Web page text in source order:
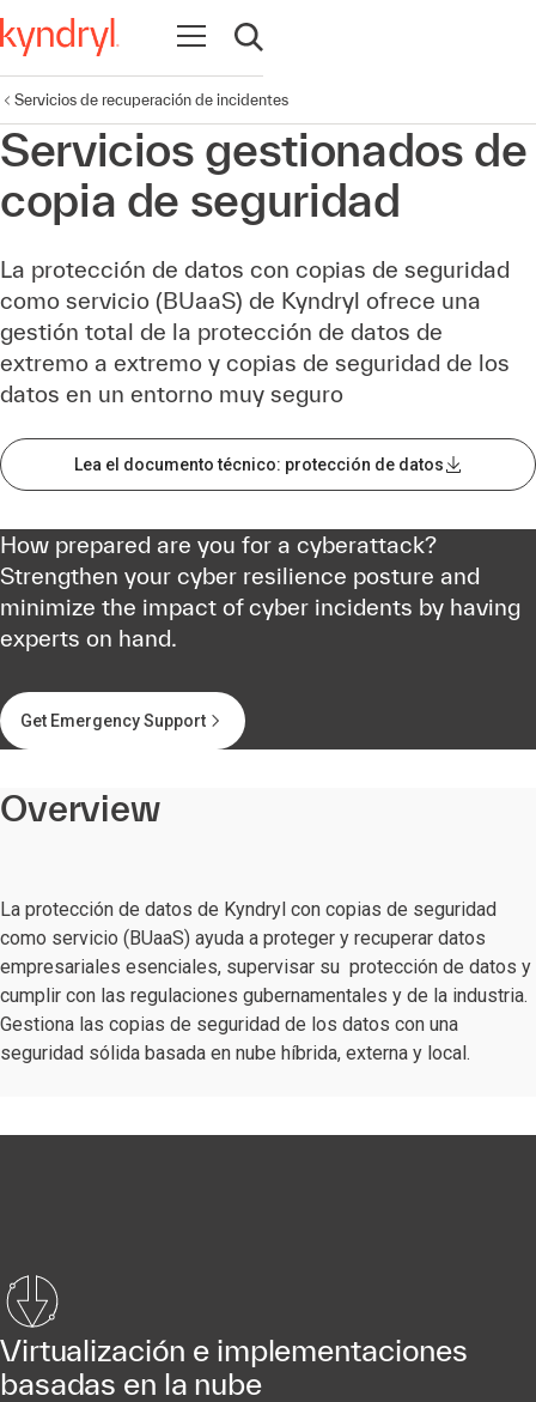
Abrir navegación
Abrir búsqueda
Servicios de recuperación de incidentes
Servicios gestionados de
copia de seguridad
La protección de datos con copias de seguridad
como servicio (BUaaS) de Kyndryl ofrece una
gestión total de la protección de datos de
extremo a extremo y copias de seguridad de los
datos en un entorno muy seguro
Lea el documento técnico: protección de datos
How prepared are you for a cyberattack?
Strengthen your cyber resilience posture and
minimize the impact of cyber incidents by having
experts on hand.
Get Emergency Support
Overview
La protección de datos de Kyndryl con copias de seguridad
como servicio (BUaaS) ayuda a proteger y recuperar datos
empresariales esenciales, supervisar su protección de datos y
cumplir con las regulaciones gubernamentales y de la industria.
Gestiona las copias de seguridad de los datos con una
seguridad sólida basada en nube híbrida, externa y local.
Virtualización e implementaciones
basadas en la nube